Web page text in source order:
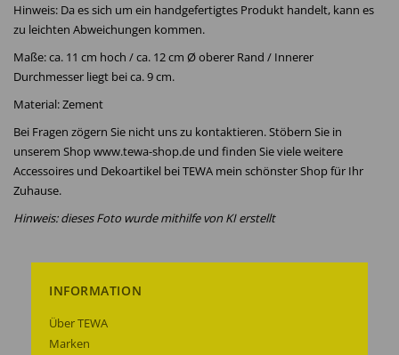
Hinweis: Da es sich um ein handgefertigtes Produkt handelt, kann es
zu leichten Abweichungen kommen.
Maße: ca. 11 cm hoch / ca. 12 cm Ø oberer Rand / Innerer
Durchmesser liegt bei ca. 9 cm.
Material: Zement
Bei Fragen zögern Sie nicht uns zu kontaktieren. Stöbern Sie in
unserem Shop www.tewa-shop.de und finden Sie viele weitere
Accessoires und Dekoartikel bei TEWA mein schönster Shop für Ihr
Zuhause.
Hinweis: dieses Foto wurde mithilfe von KI erstellt
INFORMATION
Über TEWA
Marken